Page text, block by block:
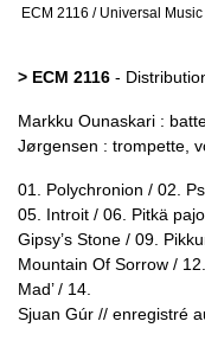
ECM 2116 / Universal
> ECM 2116 -
Markku Ounaskari :
Jørgensen : trompette,
01. Polychronion / 02.
05. Introit / 06. Pitkä
Gipsy’s Stone / 09.
Mountain Of Sorrow /
Mad’ / 14.
Sjuan Gúr // enregistré